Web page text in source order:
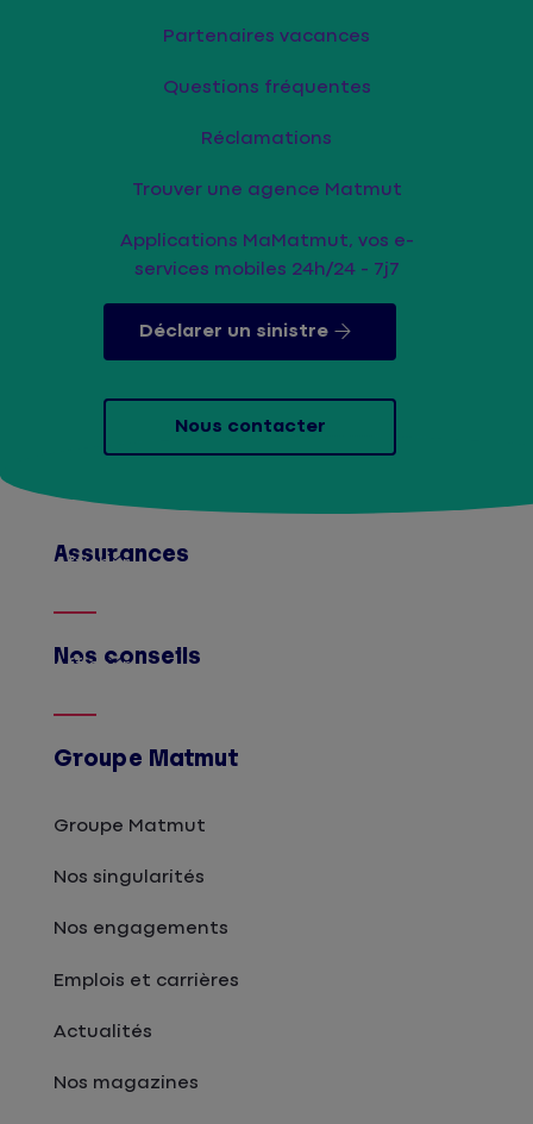
Partenaires vacances
Questions fréquentes
Réclamations
Trouver une agence Matmut
Applications MaMatmut, vos e-
services mobiles 24h/24 - 7j7
Déclarer un sinistre
Nous contacter
Assurances
Afficher
Nos conseils
Afficher
Groupe Matmut
Groupe Matmut
Nos singularités
Nos engagements
Emplois et carrières
Actualités
Nos magazines